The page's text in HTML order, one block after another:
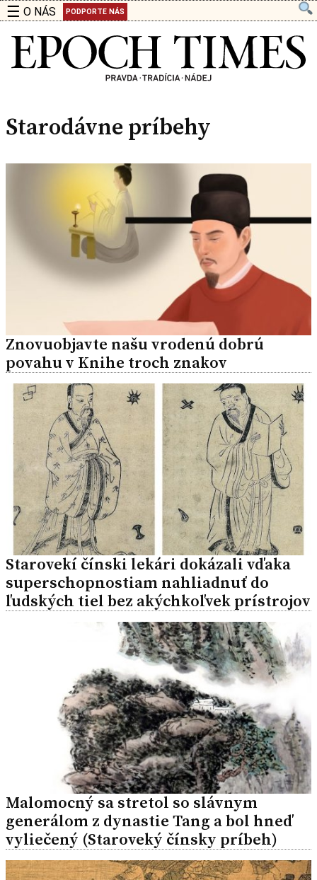
☰ O NÁS PODPORTE NÁS
Starodávne príbehy
Znovuobjavte našu vrodenú dobrú
povahu v Knihe troch znakov
Starovekí čínski lekári dokázali vďaka
superschopnostiam nahliadnuť do
ľudských tiel bez akýchkoľvek prístrojov
Malomocný sa stretol so slávnym
generálom z dynastie Tang a bol hneď
vyliečený (Staroveký čínsky príbeh)